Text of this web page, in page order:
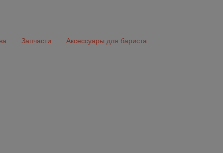
Запчасти Аксессуары для бариста